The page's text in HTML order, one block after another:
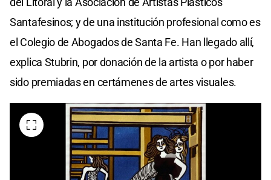
Santafesinos; y de una institución profesional como es
el Colegio de Abogados de Santa Fe. Han llegado allí,
explica Stubrin, por donación de la artista o por haber
sido premiadas en certámenes de artes visuales.